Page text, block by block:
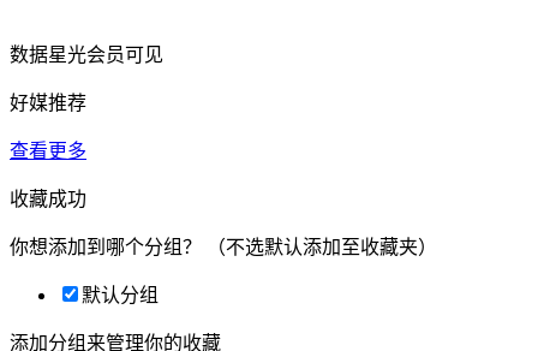
数据星光会员可见
好媒推荐
查看更多
收藏成功
你想添加到哪个分组？ （不选默认添加至收藏夹）
默认分组
添加分组来管理你的收藏